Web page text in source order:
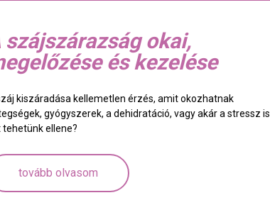
szájszárazság okai,
és kezelése
kiszáradása kellemetlen érzés, amit okozhatnak
gyógyszerek, a dehidratáció, vagy akár a stressz is.
tehetünk ellene?
tovább olvasom